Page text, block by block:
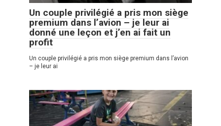
Un couple privilégié a pris mon siège
premium dans l’avion – je leur ai
donné une leçon et j’en ai fait un
profit
Un couple privilégié a pris mon siège premium dans l’avion
– je leur ai